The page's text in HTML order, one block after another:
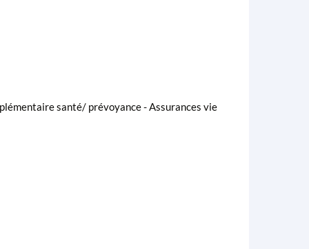
santé/ prévoyance - Assurances vie